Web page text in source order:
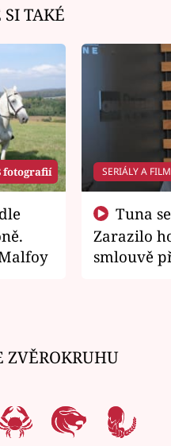
SI TAKÉ
fotografií SERIÁLY A
Zarazilo
smlouvě
ZVĚROKRUHU